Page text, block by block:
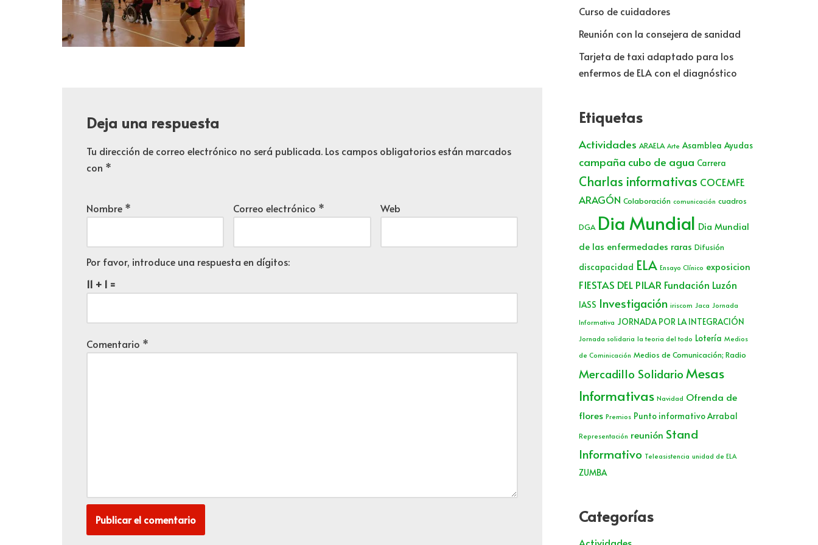
Deja una respuesta
Tu dirección de correo electrónico no será publicada. Los campos obligatorios están marcados
con *
Nombre * Correo electrónico * Web
Por favor, introduce una respuesta en dígitos:
11 + 1 =
Comentario *
Curso de cuidadores
Reunión con la consejera de sanidad
Tarjeta de taxi adaptado para los
enfermos de ELA con el diagnóstico
Etiquetas
Actividades ARAELA Arte Asamblea Ayudas
campaña cubo de agua Carrera
Charlas informativas COCEMFE
ARAGÓN Colaboración comunicación cuadros
DGA Dia Mundial Dia Mundial
de las enfermedades raras Difusión
discapacidad ELA Ensayo Clínico exposicion
FIESTAS DEL PILAR Fundación Luzón
IASS Investigación iriscom Jaca Jornada
Informativa JORNADA POR LA INTEGRACIÓN
Jornada solidaria la teoria del todo Lotería Medios
de Cominicación Medios de Comunicación; Radio
Mercadillo SolidarioMesas
Informativas Navidad Ofrenda de
flores Premios Punto informativo Arrabal
Representación reunión Stand
Informativo Teleasistencia unidad de ELA
ZUMBA
Categorías